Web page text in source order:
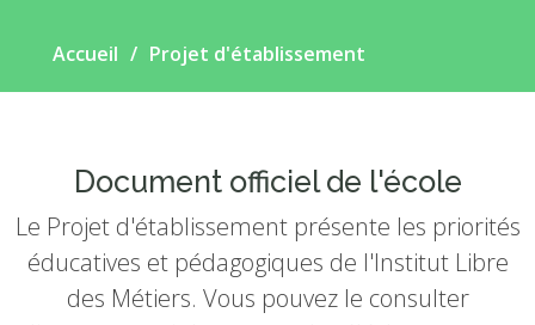
Accueil Projet d'établissement
Document officiel de l'école
Le Projet d'établissement présente les priorités
éducatives et pédagogiques de l'Institut Libre
des Métiers. Vous pouvez le consulter